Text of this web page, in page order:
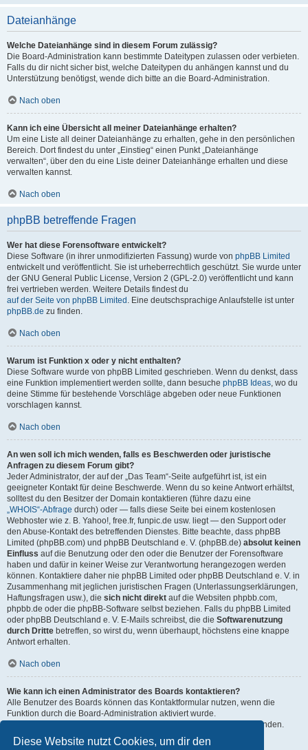
Diese Website nutzt Cookies, um dir den
Dateianhänge
Welche Dateianhänge sind in diesem Forum zulässig?
Die Board-Administration kann bestimmte Dateitypen zulassen oder verbieten.
Falls du dir nicht sicher bist, welche Dateitypen du anhängen kannst und du
Unterstützung benötigst, wende dich bitte an die Board-Administration.
Nach oben
Kann ich eine Übersicht all meiner Dateianhänge erhalten?
Um eine Liste all deiner Dateianhänge zu erhalten, gehe in den persönlichen
Bereich. Dort findest du unter „Einstieg“ einen Punkt „Dateianhänge
verwalten“, über den du eine Liste deiner Dateianhänge erhalten und diese
verwalten kannst.
Nach oben
phpBB betreffende Fragen
Wer hat diese Forensoftware entwickelt?
Diese Software (in ihrer unmodifizierten Fassung) wurde von phpBB Limited
entwickelt und veröffentlicht. Sie ist urheberrechtlich geschützt. Sie wurde unter
der GNU General Public License, Version 2 (GPL-2.0) veröffentlicht und kann
frei vertrieben werden. Weitere Details findest du
auf der Seite von phpBB Limited . Eine deutschsprachige Anlaufstelle ist unter
phpBB.de zu finden.
Nach oben
Warum ist Funktion x oder y nicht enthalten?
Diese Software wurde von phpBB Limited geschrieben. Wenn du denkst, dass
eine Funktion implementiert werden sollte, dann besuche phpBB Ideas, wo du
deine Stimme für bestehende Vorschläge abgeben oder neue Funktionen
vorschlagen kannst.
Nach oben
An wen soll ich mich wenden, falls es Beschwerden oder juristische
Anfragen zu diesem Forum gibt?
Jeder Administrator, der auf der „Das Team“-Seite aufgeführt ist, ist ein
geeigneter Kontakt für deine Beschwerde. Wenn du so keine Antwort erhältst,
solltest du den Besitzer der Domain kontaktieren (führe dazu eine
„WHOIS“-Abfrage durch) oder — falls diese Seite bei einem kostenlosen
Webhoster wie z. B. Yahoo!, free.fr, funpic.de usw. liegt — den Support oder
den Abuse-Kontakt des betreffenden Dienstes. Bitte beachte, dass phpBB
Limited (phpBB.com) und phpBB Deutschland e. V. (phpBB.de) absolut keinen
Einfluss auf die Benutzung oder den oder die Benutzer der Forensoftware
haben und dafür in keiner Weise zur Verantwortung herangezogen werden
können. Kontaktiere daher nie phpBB Limited oder phpBB Deutschland e. V. in
Zusammenhang mit jeglichen juristischen Fragen (Unterlassungserklärungen,
Haftungsfragen usw.), die sich nicht direkt auf die Websiten phpbb.com,
phpbb.de oder die phpBB-Software selbst beziehen. Falls du phpBB Limited
oder phpBB Deutschland e. V. E-Mails schreibst, die die Softwarenutzung
durch Dritte betreffen, so wirst du, wenn überhaupt, höchstens eine knappe
Antwort erhalten.
Nach oben
Wie kann ich einen Administrator des Boards kontaktieren?
Alle Benutzer des Boards können das Kontaktformular nutzen, wenn die
Funktion durch die Board-Administration aktiviert wurde.
Mitglieder des Boards können zusätzlich den Link „Das Team“ verwenden.
Nach oben